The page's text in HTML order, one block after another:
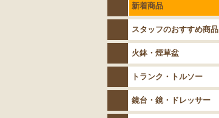
新着商品
スタッフのおすすめ商品
火鉢・煙草盆
トランク・トルソー
鏡台・鏡・ドレッサー